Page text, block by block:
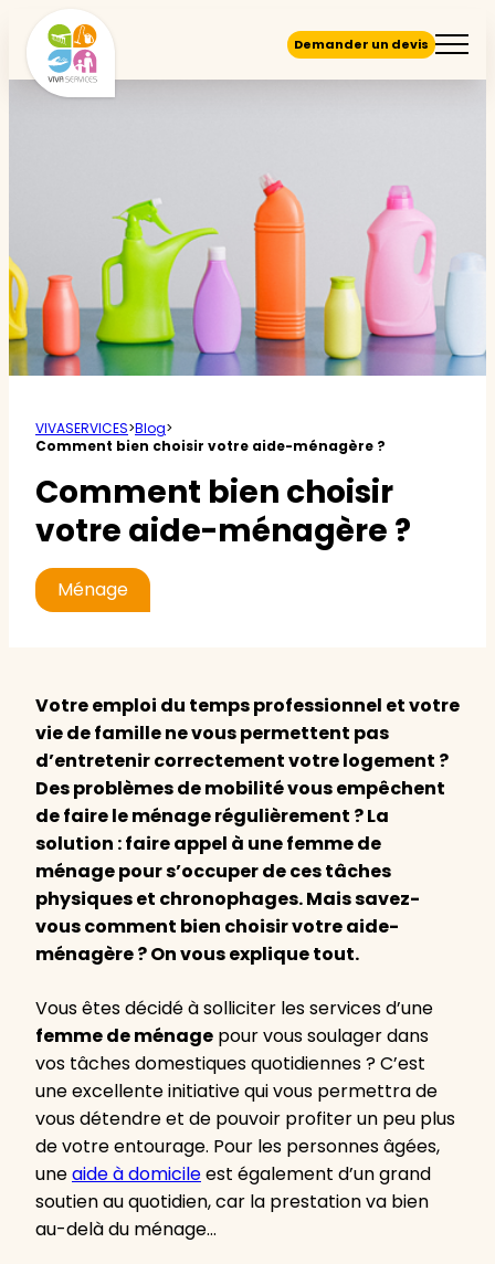
Demander un devis
VIVASERVICES>Blog>
Comment bien choisir votre aide-ménagère ?
Comment bien choisir
votre aide-ménagère ?
Ménage
Votre emploi du temps professionnel et votre
vie de famille ne vous permettent pas
d’entretenir correctement votre logement ?
Des problèmes de mobilité vous empêchent
de faire le ménage régulièrement ? La
solution : faire appel à une femme de
ménage pour s’occuper de ces tâches
physiques et chronophages. Mais savez-
vous comment bien choisir votre aide-
ménagère ? On vous explique tout.
Vous êtes décidé à solliciter les services d’une
femme de ménage pour vous soulager dans
vos tâches domestiques quotidiennes ? C’est
une excellente initiative qui vous permettra de
vous détendre et de pouvoir profiter un peu plus
de votre entourage. Pour les personnes âgées,
uneaide à domicileest également d’un grand
soutien au quotidien, car la prestation va bien
au-delà du ménage…